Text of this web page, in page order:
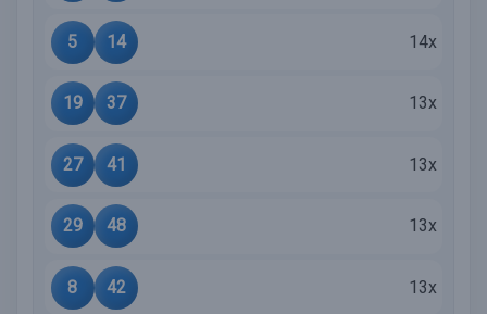
5 14 14x
19 37 13x
27 41 13x
29 48 13x
8 42 13x